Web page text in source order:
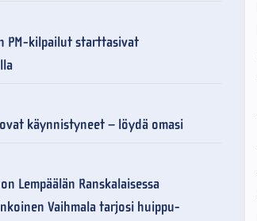
PM-kilpailut starttasivat
käynnistyneet – löydä omasi
Lempäälän Ranskalaisessa
Vaihmala tarjosi huippu-